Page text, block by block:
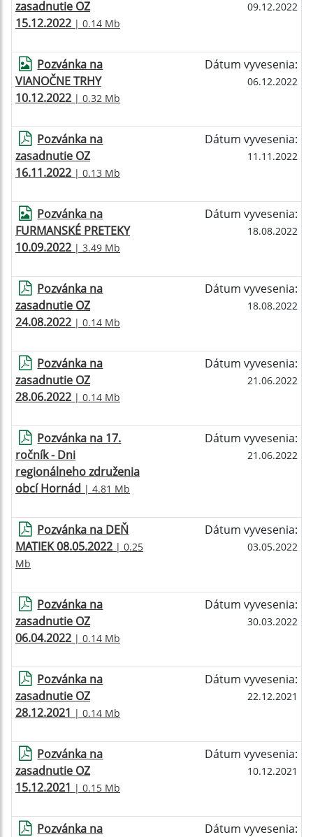
zasadnutie OZ
15.12.2022 | 0.14 Mb
09.12.2022
Pozvánka na
VIANOČNE TRHY
10.12.2022 | 0.32 Mb
Dátum vyvesenia:
06.12.2022
Pozvánka na
zasadnutie OZ
16.11.2022 | 0.13 Mb
Dátum vyvesenia:
11.11.2022
Pozvánka na
FURMANSKÉ PRETEKY
10.09.2022 | 3.49 Mb
Dátum vyvesenia:
18.08.2022
Pozvánka na
zasadnutie OZ
24.08.2022 | 0.14 Mb
Dátum vyvesenia:
18.08.2022
Pozvánka na
zasadnutie OZ
28.06.2022 | 0.14 Mb
Dátum vyvesenia:
21.06.2022
Pozvánka na 17.
ročník - Dni
regionálneho združenia
obcí Hornád | 4.81 Mb
Dátum vyvesenia:
21.06.2022
Pozvánka na DEŇ
MATIEK 08.05.2022 | 0.25
Mb
Dátum vyvesenia:
03.05.2022
Pozvánka na
zasadnutie OZ
06.04.2022 | 0.14 Mb
Dátum vyvesenia:
30.03.2022
Pozvánka na
zasadnutie OZ
28.12.2021 | 0.14 Mb
Dátum vyvesenia:
22.12.2021
Pozvánka na
zasadnutie OZ
15.12.2021 | 0.15 Mb
Dátum vyvesenia:
10.12.2021
Pozvánka na
Dátum vyvesenia: